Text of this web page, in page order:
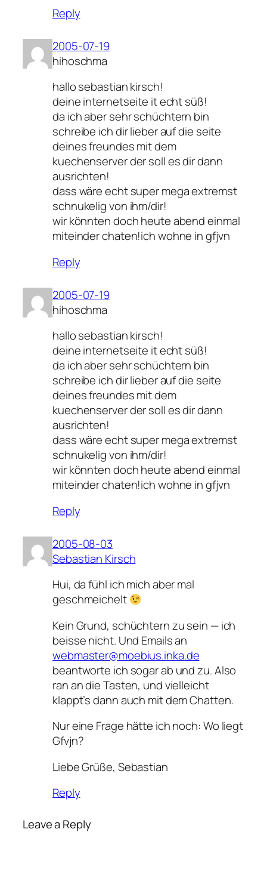
Reply
2005-07-19
hihoschma
hallo sebastian kirsch!
deine internetseite it echt süß!
da ich aber sehr schüchtern bin
schreibe ich dir lieber auf die seite
deines freundes mit dem
kuechenserver der soll es dir dann
ausrichten!
dass wäre echt super mega extremst
schnukelig von ihm/dir!
wir könnten doch heute abend einmal
miteinder chaten!ich wohne in gfjvn
Reply
2005-07-19
hihoschma
hallo sebastian kirsch!
deine internetseite it echt süß!
da ich aber sehr schüchtern bin
schreibe ich dir lieber auf die seite
deines freundes mit dem
kuechenserver der soll es dir dann
ausrichten!
dass wäre echt super mega extremst
schnukelig von ihm/dir!
wir könnten doch heute abend einmal
miteinder chaten!ich wohne in gfjvn
Reply
2005-08-03
Sebastian Kirsch
Hui, da fühl ich mich aber mal
geschmeichelt
Kein Grund, schüchtern zu sein — ich
beisse nicht. Und Emails an
webmaster@moebius.inka.de
beantworte ich sogar ab und zu. Also
ran an die Tasten, und vielleicht
klappt’s dann auch mit dem Chatten.
Nur eine Frage hätte ich noch: Wo liegt
Gfvjn?
Liebe Grüße, Sebastian
Reply
Leave a Reply